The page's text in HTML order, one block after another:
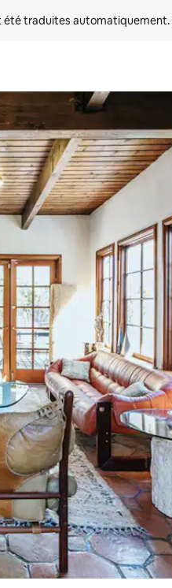
été traduites automatiquement.
bas pour les parcourir ou en